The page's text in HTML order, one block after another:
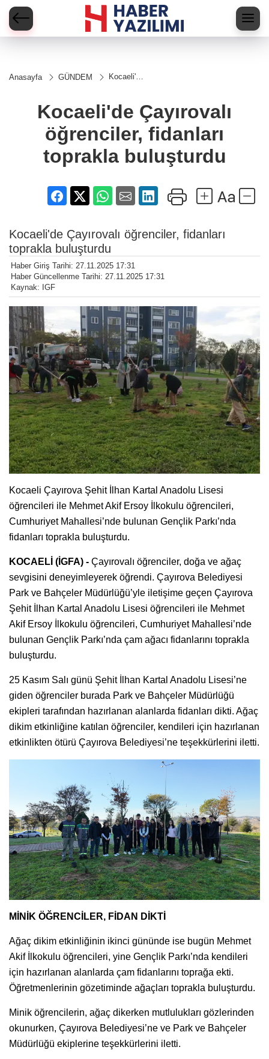
Anasayfa GÜNDEM
Kocaeli'de
fidanları
toprakla
Kocaeli'de Çayırovalı
öğrenciler, fidanları
toprakla buluşturdu
Kocaeli'de Çayırovalı öğrenciler, fidanları
toprakla buluşturdu
Haber Giriş Tarihi: 27.11.2025 17:31
Haber Güncellenme Tarihi: 27.11.2025 17:31
Kaynak: IGF
Kocaeli Çayırova Şehit İlhan Kartal Anadolu Lisesi
öğrencileri ile Mehmet Akif Ersoy İlkokulu öğrencileri,
Cumhuriyet Mahallesi’nde bulunan Gençlik Parkı’nda
fidanları toprakla buluşturdu.
KOCAELİ (İGFA) - Çayırovalı öğrenciler, doğa ve ağaç
sevgisini deneyimleyerek öğrendi. Çayırova Belediyesi
Park ve Bahçeler Müdürlüğü’yle iletişime geçen Çayırova
Şehit İlhan Kartal Anadolu Lisesi öğrencileri ile Mehmet
Akif Ersoy İlkokulu öğrencileri, Cumhuriyet Mahallesi’nde
bulunan Gençlik Parkı’nda çam ağacı fidanlarını toprakla
buluşturdu.
25 Kasım Salı günü Şehit İlhan Kartal Anadolu Lisesi’ne
giden öğrenciler burada Park ve Bahçeler Müdürlüğü
ekipleri tarafından hazırlanan alanlarda fidanları dikti. Ağaç
dikim etkinliğine katılan öğrenciler, kendileri için hazırlanan
etkinlikten ötürü Çayırova Belediyesi’ne teşekkürlerini iletti.
MİNİK ÖĞRENCİLER, FİDAN DİKTİ
Ağaç dikim etkinliğinin ikinci gününde ise bugün Mehmet
Akif İlkokulu öğrencileri, yine Gençlik Parkı’nda kendileri
için hazırlanan alanlarda çam fidanlarını toprağa ekti.
Öğretmenlerinin gözetiminde ağaçları toprakla buluşturdu.
Minik öğrencilerin, ağaç dikerken mutlulukları gözlerinden
okunurken, Çayırova Belediyesi’ne ve Park ve Bahçeler
Müdürlüğü ekiplerine teşekkürlerini iletti.